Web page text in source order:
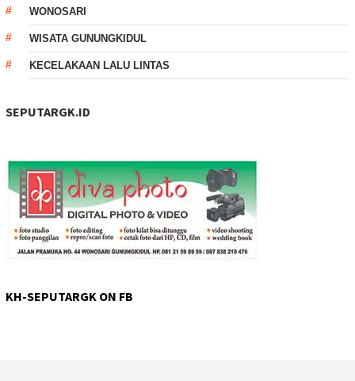
WONOSARI
WISATA GUNUNGKIDUL
KECELAKAAN LALU LINTAS
SEPUTARGK.ID
KH-SEPUTARGK ON FB